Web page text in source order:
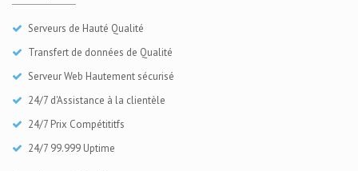
Serveurs de Hauté Qualité
Transfert de données de Qualité
Serveur Web Hautement sécurisé
24/7 d'Assistance à la clientèle
24/7 Prix Compétititfs
24/7 99.999 Uptime